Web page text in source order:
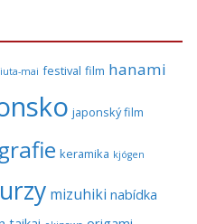
mai festival film hanami
japonský film
keramika kjógen
mizuhiki nabídka